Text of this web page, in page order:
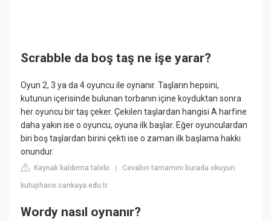
Scrabble da boş taş ne işe yarar?
Oyun 2, 3 ya da 4 oyuncu ile oynanır. Taşların hepsini,
kutunun içerisinde bulunan torbanın içine koyduktan sonra
her oyuncu bir taş çeker. Çekilen taşlardan hangisi A harfine
daha yakın ise o oyuncu, oyuna ilk başlar. Eğer oyunculardan
biri boş taşlardan birini çekti ise o zaman ilk başlama hakkı
onundur.
Kaynak kaldırma talebi |Cevabın tamamını burada okuyun:
kutuphane.cankaya.edu.tr
Wordy nasıl oynanır?